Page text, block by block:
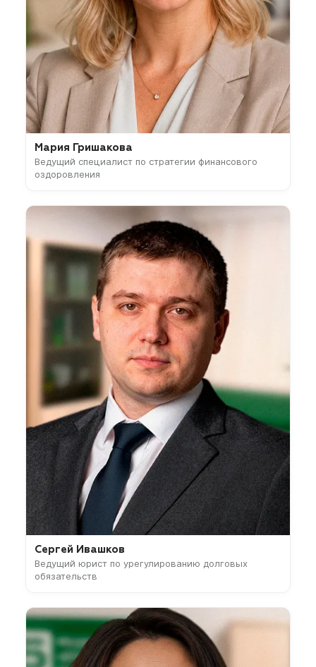
Мария Гришакова
Ведущий специалист по стратегии финансового
оздоровления
Сергей Ивашков
Ведущий юрист по урегулированию долговых
обязательств